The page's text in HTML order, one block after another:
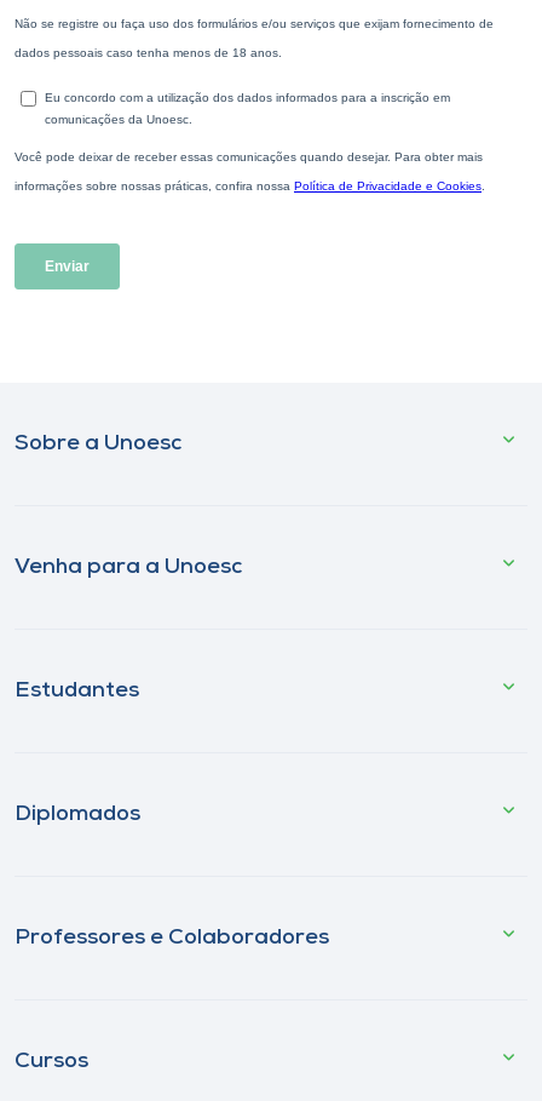
Sobre a Unoesc
Venha para a Unoesc
Estudantes
Diplomados
Professores e Colaboradores
Cursos